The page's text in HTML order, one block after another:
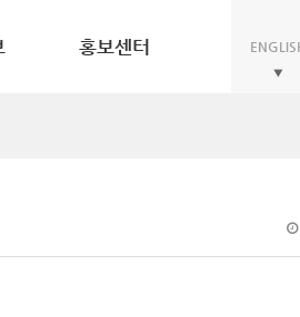
홍보센터